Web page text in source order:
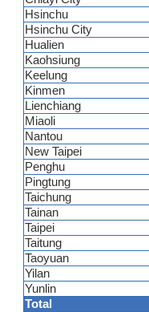
Total
Hsinchu
Hsinchu City
Hualien
Kaohsiung
Keelung
Kinmen
Lienchiang
Miaoli
Nantou
New Taipei
Penghu
Pingtung
Taichung
Tainan
Taipei
Taitung
Taoyuan
Yilan
Yunlin